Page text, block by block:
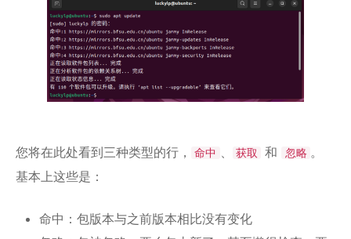
您将在此处看到三种类型的行， 命中 、 获取 和 忽略 。
基本上这些是：
命中：包版本与之前版本相比没有变化